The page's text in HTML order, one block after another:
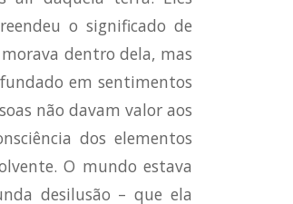
o significado de
dentro dela, mas
em sentimentos
não davam valor aos
dos elementos
O mundo estava
desilusão – que ela